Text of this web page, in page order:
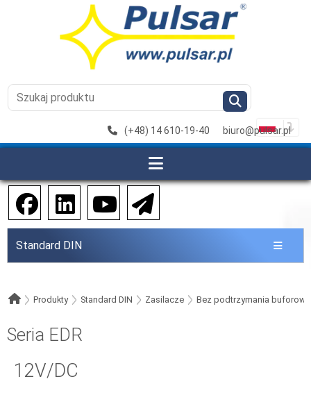
(+48) 14 610-19-40 biuro@pulsar.pl
Standard DIN
Produkty Standard DIN Zasilacze Bez podtrzymania
Seria EDR
12V/DC